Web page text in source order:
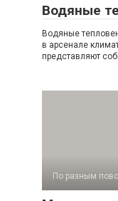
Водяные
Водяные
в арсенале
представляют
По разным